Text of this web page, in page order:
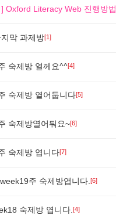
Oxford Literacy Web 진행방법
막 과제방[1]
숙제방 열께요^^[4]
숙제방 열어둡니다[5]
숙제방열어둬요~[6]
숙제방 엽니다[7]
주 숙제방엽니다. [6]
숙제방 엽니다. [4]